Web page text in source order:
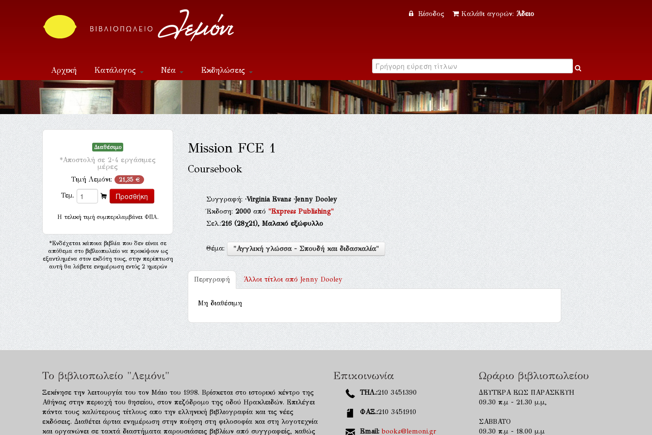
Είσοδος Καλάθι αγορών: Άδειο
Αρχική Κατάλογος Νέα Εκδηλώσεις
Επικοινωνία
Διαθέσιμο
*Αποστολή σε 2-4 εργάσιμες
μέρες
Τιμή Λεμόνι: 21,35 €
Τεμ.
H τελική τιμή συμπεριλαμβάνει ΦΠΑ.
*Ενδέχεται κάποια βιβλία που δεν είναι σε
απόθεμα στο βιβλιοπωλείο να προκύψουν ως
εξαντλημένα στον εκδότη τους, στην περίπτωση
αυτή θα λάβετε ενημέρωση εντός 2 ημερών
Mission FCE 1
Coursebook
Συγγραφή:·Virginia Evans·Jenny Dooley
Έκδοση:2000από"Express Publishing"
Σελ.:216(28χ21), Μαλακό εξώφυλλο
Θέμα: "Αγγλική γλώσσα - Σπουδή και διδασκαλία"
Περιγραφή Άλλοι τίτλοι απόJenny Dooley
Μη διαθέσιμη
Το βιβλιοπωλείο "Λεμόνι"
Ξεκίνησε την λειτουργία του τον Μάιο του 1998. Βρίσκεται στο ιστορικό κέντρο της
Αθήνας στην περιοχή του θησείου, στον πεζόδρομο της οδού Ηρακλειδών. Επιλέγει
πάντα τους καλύτερους τίτλους απο την ελληνική βιβλιογραφία και τις νέες
εκδόσεις. Διαθέτει άρτια ενημέρωση στην ποίηση στη φιλοσοφία και στη λογοτεχνία
και οργανώνει σε τακτά διαστήματα παρουσιάσεις βιβλίων από συγγραφείς, καθώς
Επικοινωνία
ΤΗΛ.:210 3451390
ΦΑΞ.:210 3451910
Email: books@lemoni.gr
Ωράριο βιβλιοπωλείου
ΔΕΥΤΕΡΑ ΕΩΣ ΠΑΡΑΣΚΕΥΗ
09.30 π.μ - 21.30 μ.μ,
ΣΑΒΒΑΤΟ
09.30 π.μ - 18.00 μ.μ